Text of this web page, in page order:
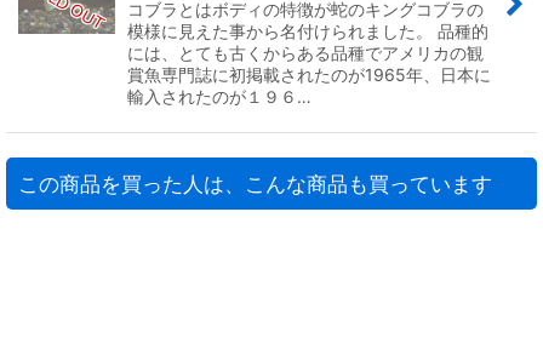
コブラとはボディの特徴が蛇のキングコブラの
模様に見えた事から名付けられました。 品種的
には、とても古くからある品種でアメリカの観
賞魚専門誌に初掲載されたのが1965年、日本に
輸入されたのが１９６…
この商品を買った人は、こんな商品も買っています